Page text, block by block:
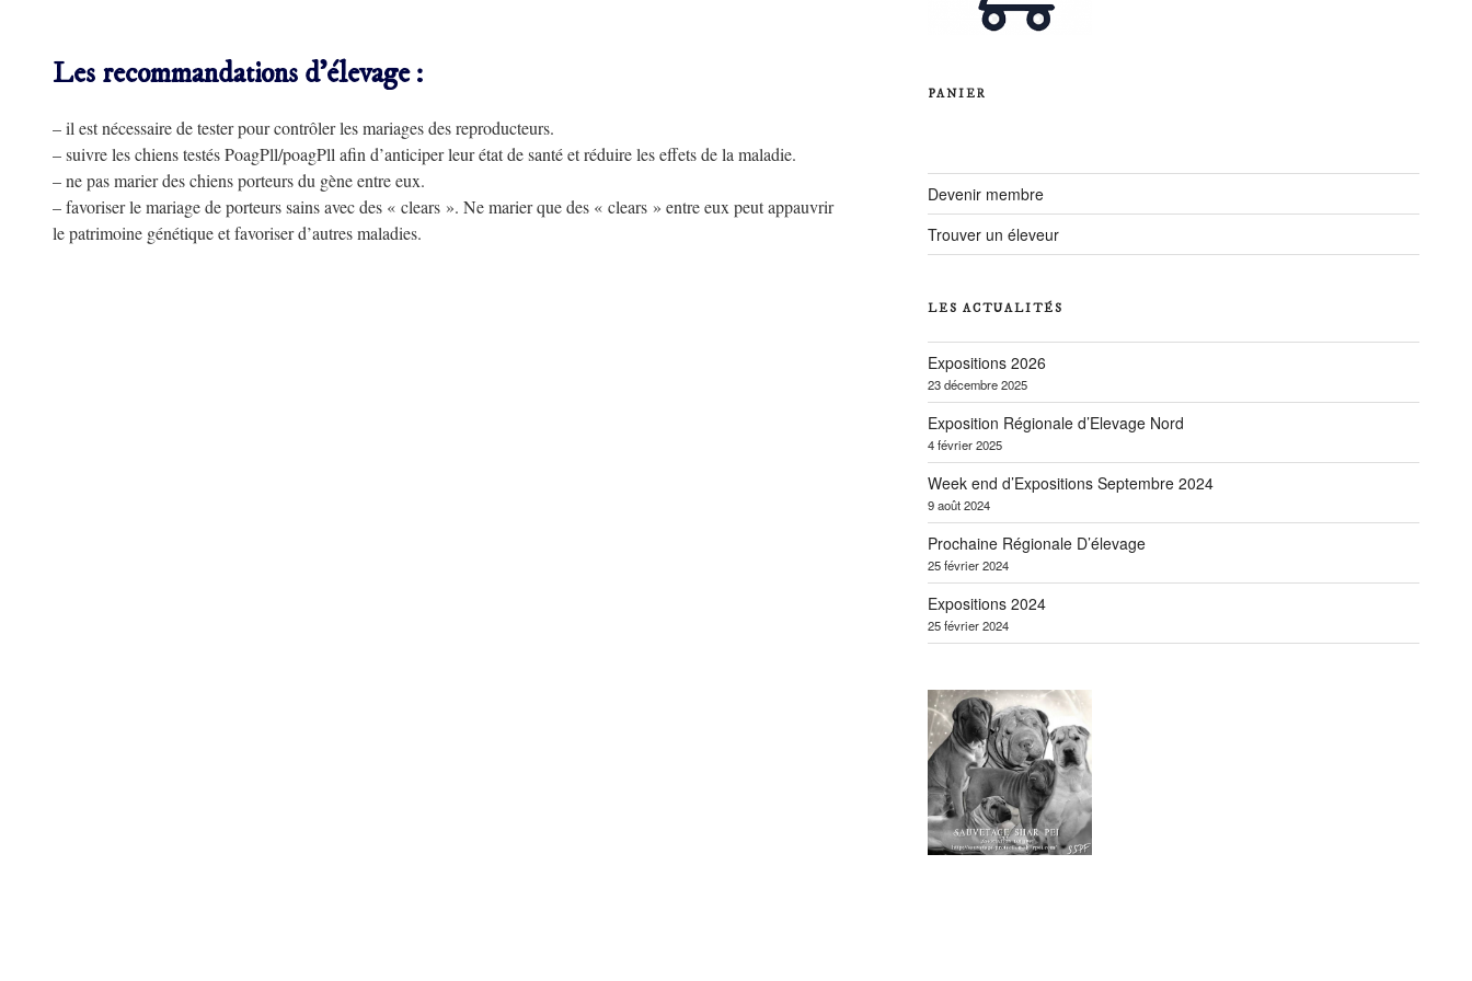
Les recommandations d’élevage :
– il est nécessaire de tester pour contrôler les mariages des reproducteurs.
– suivre les chiens testés PoagPll/poagPll afin d’anticiper leur état de santé et réduire les effets de la maladie.
– ne pas marier des chiens porteurs du gène entre eux.
– favoriser le mariage de porteurs sains avec des « clears ». Ne marier que des « clears » entre eux peut appauvrir
le patrimoine génétique et favoriser d’autres maladies.
PANIER
Devenir membre
Trouver un éleveur
LES ACTUALITÉS
Expositions 2026
23 décembre 2025
Exposition Régionale d’Elevage Nord
4 février 2025
Week end d’Expositions Septembre 2024
9 août 2024
Prochaine Régionale D’élevage
25 février 2024
Expositions 2024
25 février 2024